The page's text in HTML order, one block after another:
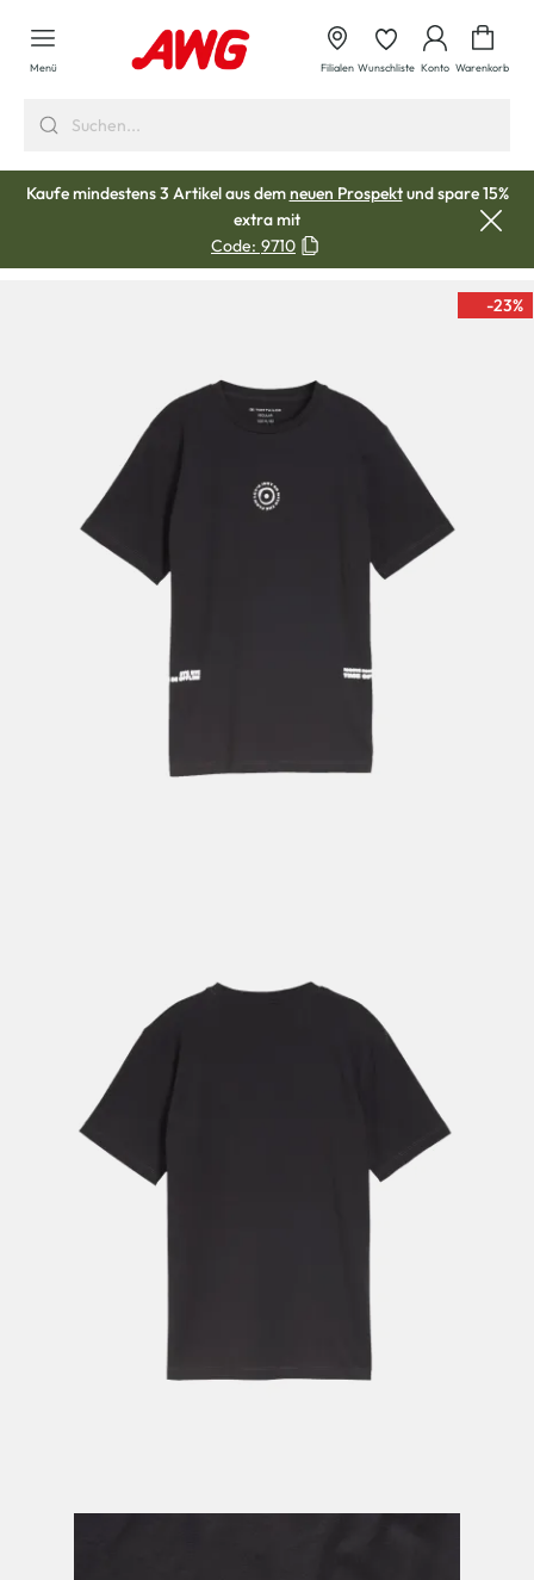
springen
Menü Filialen Wunschliste Konto Warenkorb
Kaufe mindestens 3 Artikel aus demneuen Prospektund spare 15%
extra mit
Code: 9710
-23%